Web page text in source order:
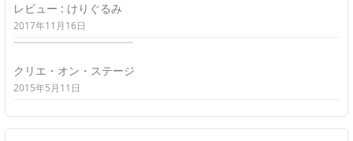
レビュー : けりぐるみ
2017年11月16日
クリエ・オン・ステージ
2015年5月11日